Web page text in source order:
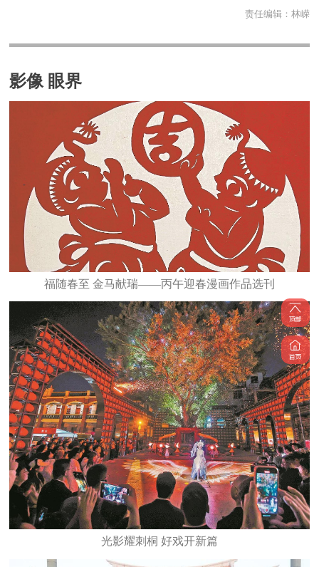
责任编辑： 林嵘
影像 眼界
福随春至 金马献瑞——丙午迎春漫画作品选刊
光影耀刺桐 好戏开新篇